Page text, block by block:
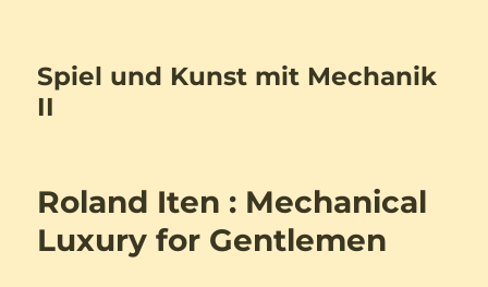
Spiel und Kunst mit Mechanik
II
Roland Iten : Mechanical
Luxury for Gentlemen